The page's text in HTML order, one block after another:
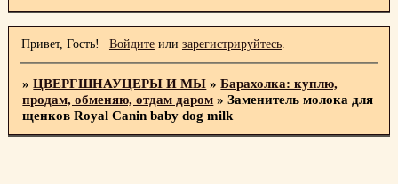
Привет, Гость! Войдитеили зарегистрируйтесь.
»ЦВЕРГШНАУЦЕРЫ И МЫ »Барахолка: куплю,
продам, обменяю, отдам даром »Заменитель молока для
щенков Royal Canin baby dog milk